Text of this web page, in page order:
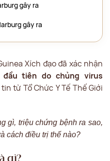
gây ra
gây ra
Xích đạo đã xác nhận
tiên do chủng virus
từ Tổ Chức Y Tế Thế Giới
gì, triệu chứng bệnh ra sao,
cách điều trị thế nào?
gì?